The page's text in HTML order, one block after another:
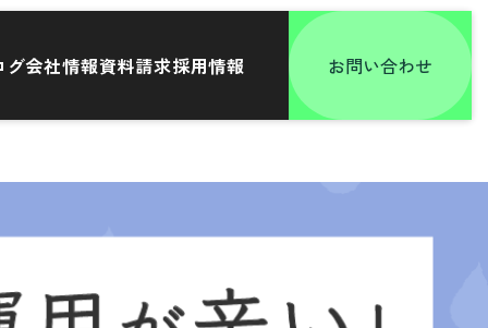
グ会社情報資料請求採用情報 お問い合わせ